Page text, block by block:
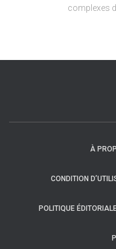
complexes
À
CONDITION
POLITIQUE